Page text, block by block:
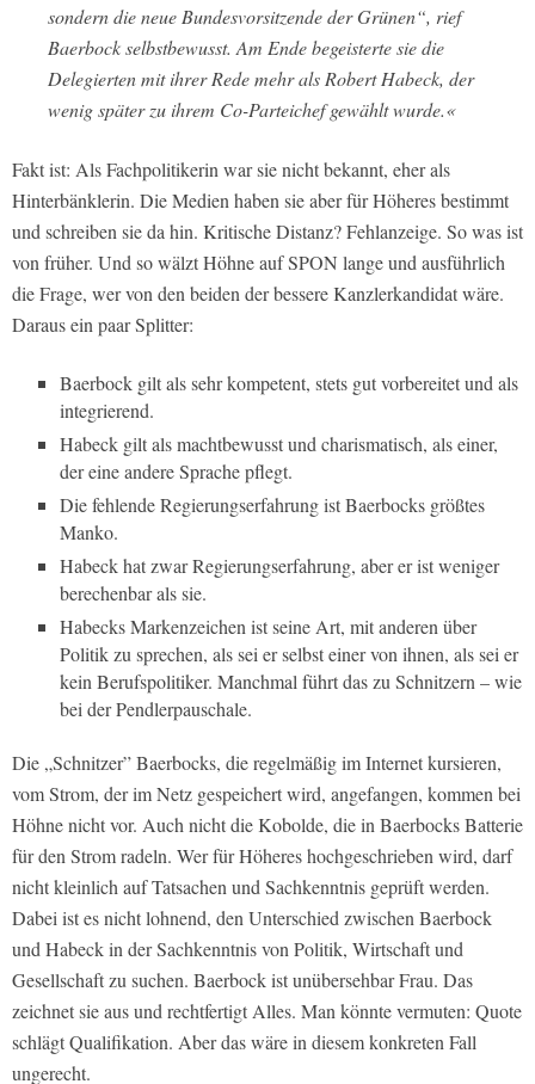
sondern die neue Bundesvorsitzende der Grünen“, rief
Baerbock selbstbewusst. Am Ende begeisterte sie die
Delegierten mit ihrer Rede mehr als Robert Habeck, der
wenig später zu ihrem Co-Parteichef gewählt wurde.«
Fakt ist: Als Fachpolitikerin war sie nicht bekannt, eher als
Hinterbänklerin. Die Medien haben sie aber für Höheres bestimmt
und schreiben sie da hin. Kritische Distanz? Fehlanzeige. So was ist
von früher. Und so wälzt Höhne auf SPON lange und ausführlich
die Frage, wer von den beiden der bessere Kanzlerkandidat wäre.
Daraus ein paar Splitter:
Baerbock gilt als sehr kompetent, stets gut vorbereitet und als
integrierend.
Habeck gilt als machtbewusst und charismatisch, als einer,
der eine andere Sprache pflegt.
Die fehlende Regierungserfahrung ist Baerbocks größtes
Manko.
Habeck hat zwar Regierungserfahrung, aber er ist weniger
berechenbar als sie.
Habecks Markenzeichen ist seine Art, mit anderen über
Politik zu sprechen, als sei er selbst einer von ihnen, als sei er
kein Berufspolitiker. Manchmal führt das zu Schnitzern – wie
bei der Pendlerpauschale.
Die „Schnitzer” Baerbocks, die regelmäßig im Internet kursieren,
vom Strom, der im Netz gespeichert wird, angefangen, kommen bei
Höhne nicht vor. Auch nicht die Kobolde, die in Baerbocks Batterie
für den Strom radeln. Wer für Höheres hochgeschrieben wird, darf
nicht kleinlich auf Tatsachen und Sachkenntnis geprüft werden.
Dabei ist es nicht lohnend, den Unterschied zwischen Baerbock
und Habeck in der Sachkenntnis von Politik, Wirtschaft und
Gesellschaft zu suchen. Baerbock ist unübersehbar Frau. Das
zeichnet sie aus und rechtfertigt Alles. Man könnte vermuten: Quote
schlägt Qualifikation. Aber das wäre in diesem konkreten Fall
ungerecht.